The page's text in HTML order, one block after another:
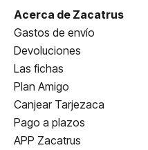
Acerca de Zacatrus
Gastos de envío
Devoluciones
Las fichas
Plan Amigo
Canjear Tarjezaca
Pago a plazos
APP Zacatrus